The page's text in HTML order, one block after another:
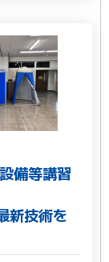
備等講習
新技術を